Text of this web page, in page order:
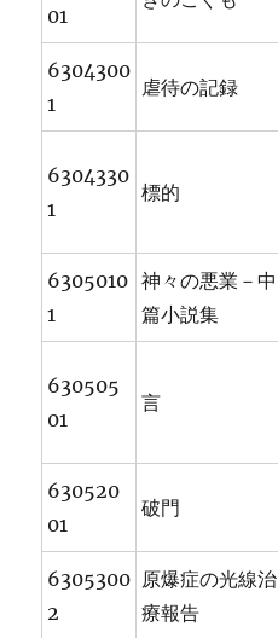
01
6304300
1
虐待の記録
6304330
1
標的
6305010
1
神々の悪業－中
篇小説集
630505
01
言
630520
01
破門
6305300
2
原爆症の光線治
療報告